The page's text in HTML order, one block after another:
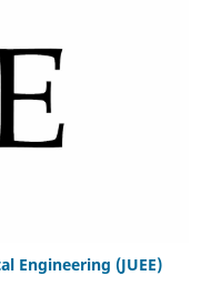
Engineering (JUEE)